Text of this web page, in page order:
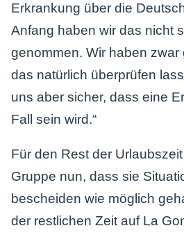
Erkrankung über die
Anfang haben wir das nicht
genommen. Wir haben zwar
das natürlich überprüfen
uns aber sicher, dass eine
Fall sein wird.“
Für den Rest der
Gruppe nun, dass sie
bescheiden wie möglich
der restlichen Zeit auf La